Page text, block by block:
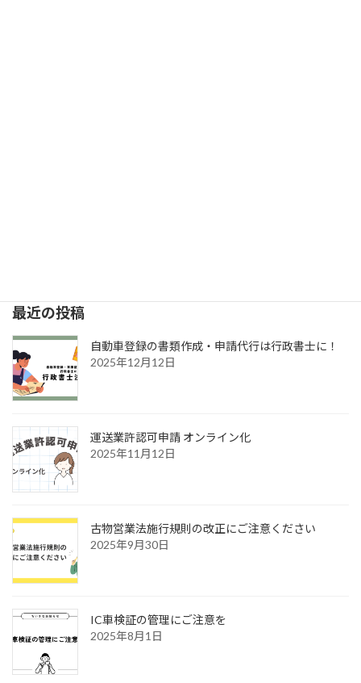
最近の投稿
自動車登録の書類作成・申請代行は行政書士に！
2025年12月12日
運送業許認可申請 オンライン化
2025年11月12日
古物営業法施行規則の改正にご注意ください
2025年9月30日
IC車検証の管理にご注意を
2025年8月1日